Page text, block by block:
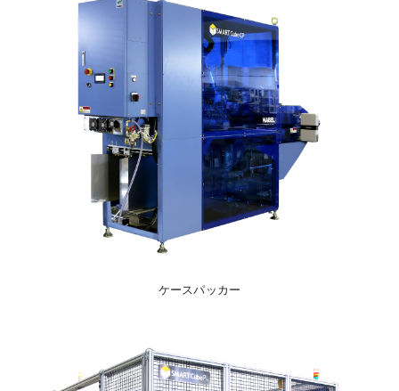
ケースパッカー